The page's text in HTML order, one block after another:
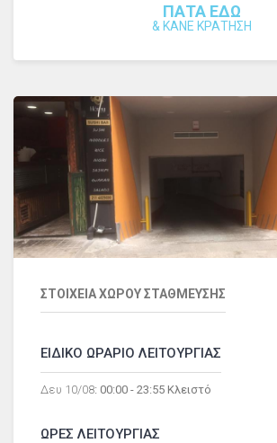
ΠΑΤΑ ΕΔΩ
& ΚΑΝΕ ΚΡΑΤΗΣΗ
ΣΤΟΙΧΕΙΑ ΧΩΡΟΥ ΣΤΑΘΜΕΥΣΗΣ
ΕΙΔΙΚΟ ΩΡΑΡΙΟ ΛΕΙΤΟΥΡΓΙΑΣ
Δευ 10/08: 00:00 - 23:55 Κλειστό
ΩΡΕΣ ΛΕΙΤΟΥΡΓΙΑΣ